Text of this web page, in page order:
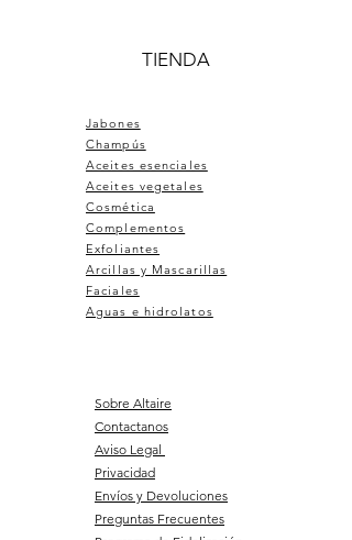
TIENDA
Jabones
Champús
Aceites esenciales
Aceites vegetales
Cosmética
Complementos
Exfoliantes
Arcillas y Mascarillas
Faciales
Aguas e hidrolatos
Sobre Altaire
Contactanos
Aviso Legal
Privacidad
Envíos y Devoluciones
Preguntas Frecuentes